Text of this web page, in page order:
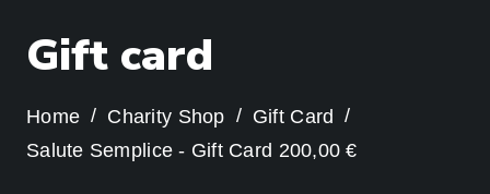
Gift card
Home Charity Shop
Gift Card
Salute Semplice - Gift Card 200,00 €